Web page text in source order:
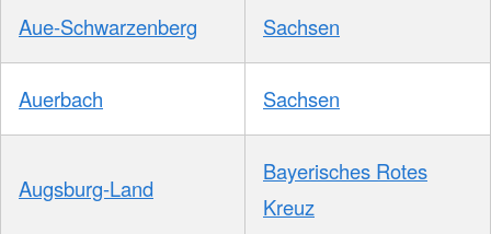
Aue-Schwarzenberg Sachsen
Auerbach Sachsen
Augsburg-Land
Bayerisches Rotes
Kreuz